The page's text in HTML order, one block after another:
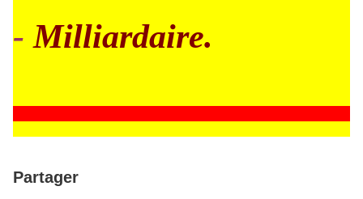
- Milliardaire.
Partager